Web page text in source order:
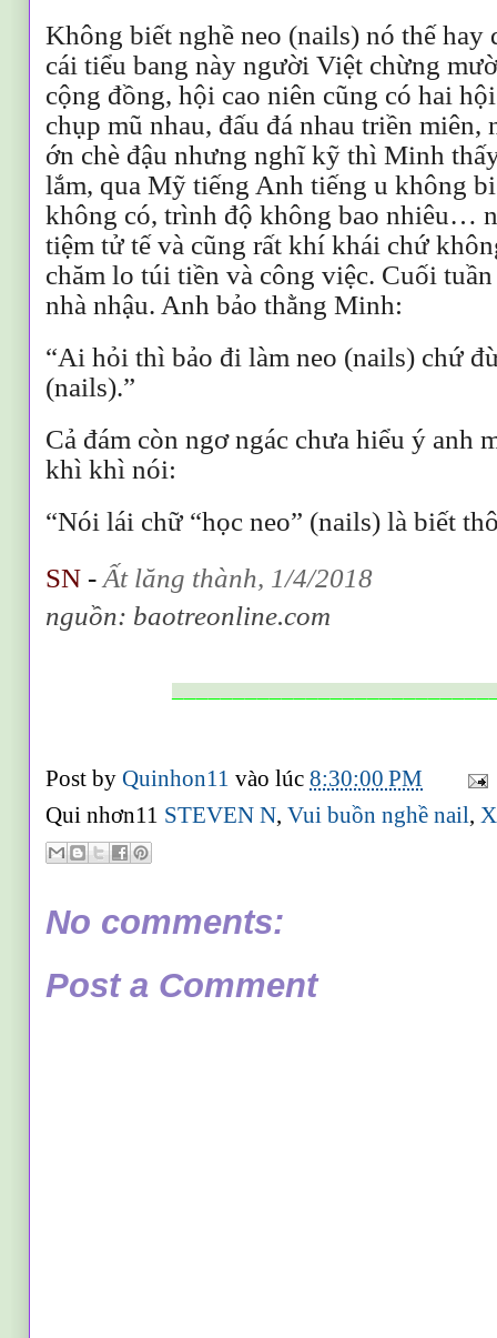
Không biết nghề neo (nails) nó thế
cái tiểu bang này người Việt chừng
cộng đồng, hội cao niên cũng có hai
chụp mũ nhau, đấu đá nhau triền
ớn chè đậu nhưng nghĩ kỹ thì Minh
lắm, qua Mỹ tiếng Anh tiếng u không
không có, trình độ không bao nhiêu…
tiệm tử tế và cũng rất khí khái chứ
chăm lo túi tiền và công việc. Cuối
nhà nhậu. Anh bảo thằng Minh:
“Ai hỏi thì bảo đi làm neo (nails) chứ
(nails).”
Cả đám còn ngơ ngác chưa hiểu ý anh
khì khì nói:
“Nói lái chữ “học neo” (nails) là biết
SN -Ất lăng thành, 1/4/2018
nguồn: baotreonline.com
Post byQuinhon11vào lúc8:30:00 PM
Qui nhơn11 STEVEN N,Vui buồn nghề nail,
No comments:
Post a Comment